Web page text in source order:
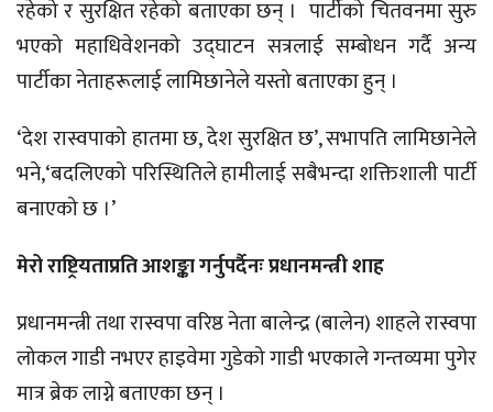
रहेको र सुरक्षित रहेको बताएका छन् । पार्टीको चितवनमा सुरु
भएको महाधिवेशनको उद्घाटन सत्रलाई सम्बोधन गर्दै अन्य
पार्टीका नेताहरूलाई लामिछानेले यस्तो बताएका हुन् ।
‘देश रास्वपाको हातमा छ, देश सुरक्षित छ’, सभापति लामिछानेले
भने,‘बदलिएको परिस्थितिले हामीलाई सबैभन्दा शक्तिशाली पार्टी
बनाएको छ ।’
मेरो राष्ट्रियताप्रति आशङ्का गर्नुपर्दैनः प्रधानमन्त्री शाह
प्रधानमन्त्री तथा रास्वपा वरिष्ठ नेता बालेन्द्र (बालेन) शाहले रास्वपा
लोकल गाडी नभएर हाइवेमा गुडेको गाडी भएकाले गन्तव्यमा पुगेर
मात्र ब्रेक लाग्ने बताएका छन् ।